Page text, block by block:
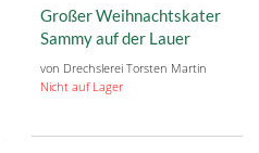
Großer Weihnachtskater
Sammy auf der Lauer
von Drechslerei Torsten Martin
Nicht auf Lager